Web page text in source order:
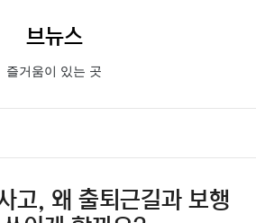
브뉴스
즐거움이 있는 곳
고, 왜 출퇴근길과 보행